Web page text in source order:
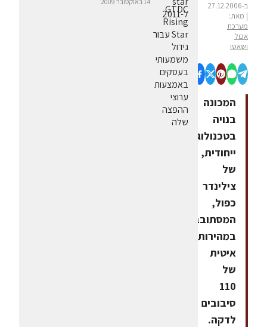
ב-27.12.2006
| מאת:
מערכת
אכול
ושאטו
המכונה
בנויה
בטכנולוגיה
ייחודית,
של
צילינדר
כפול,
המסתובב
במהירות
איטית
של
110
סיבובים
לדקה.